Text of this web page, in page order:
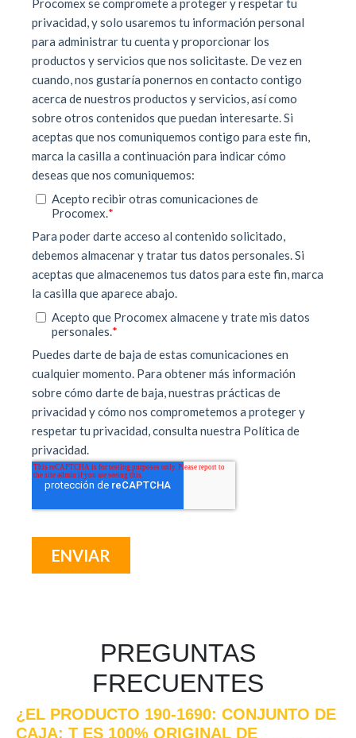
PREGUNTAS
FRECUENTES
¿EL PRODUCTO 190-1690: CONJUNTO DE
CAJA: T ES 100% ORIGINAL DE